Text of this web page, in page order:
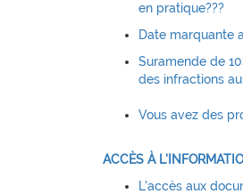
en pratique???
Date marquante
Suramende de
des infractions au
Vous avez des
ACCÈS À
L'accès aux